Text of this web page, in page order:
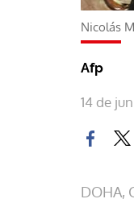
Nicolás
Afp
14 de
DOHA,